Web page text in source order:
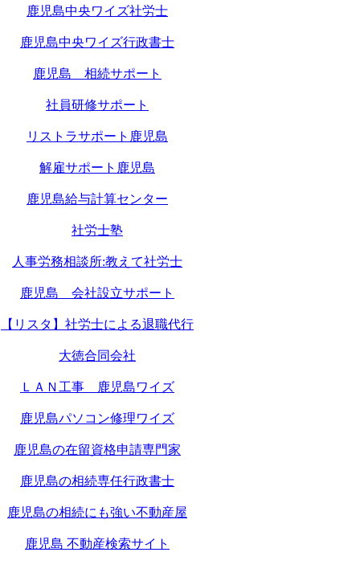
鹿児島中央ワイズ社労士
鹿児島中央ワイズ行政書士
鹿児島 相続サポート
社員研修サポート
リストラサポート鹿児島
解雇サポート鹿児島
鹿児島給与計算センター
社労士塾
人事労務相談所:教えて社労士
鹿児島 会社設立サポート
【リスタ】社労士による退職代行
大徳合同会社
ＬＡＮ工事 鹿児島ワイズ
鹿児島パソコン修理ワイズ
鹿児島の在留資格申請専門家
鹿児島の相続専任行政書士
鹿児島の相続にも強い不動産屋
鹿児島 不動産検索サイト